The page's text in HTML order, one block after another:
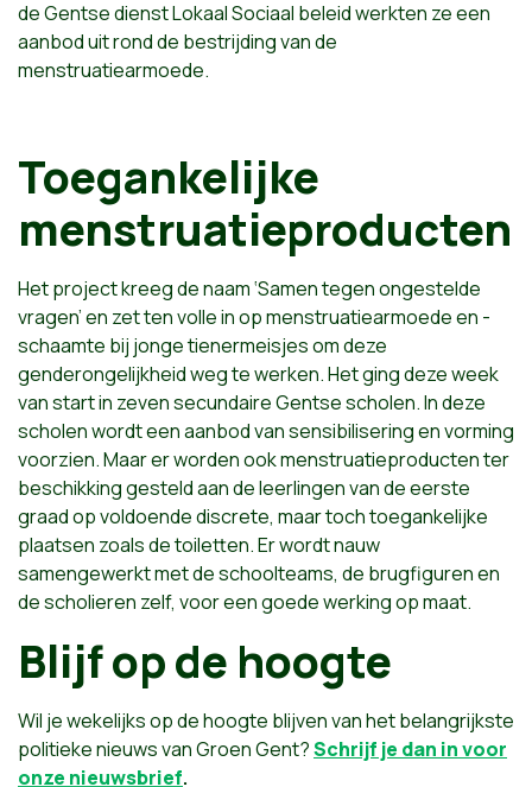
de Gentse dienst Lokaal Sociaal beleid werkten ze een
aanbod uit rond de bestrijding van de
menstruatiearmoede.
Toegankelijke
menstruatieproducten
Het project kreeg de naam ‘Samen tegen ongestelde
vragen’ en zet ten volle in op menstruatiearmoede en -
schaamte bij jonge tienermeisjes om deze
genderongelijkheid weg te werken. Het ging deze week
van start in zeven secundaire Gentse scholen. In deze
scholen wordt een aanbod van sensibilisering en vorming
voorzien. Maar er worden ook menstruatieproducten ter
beschikking gesteld aan de leerlingen van de eerste
graad op voldoende discrete, maar toch toegankelijke
plaatsen zoals de toiletten. Er wordt nauw
samengewerkt met de schoolteams, de brugfiguren en
de scholieren zelf, voor een goede werking op maat.
Blijf op de hoogte
Wil je wekelijks op de hoogte blijven van het belangrijkste
politieke nieuws van Groen Gent?Schrijf je dan in voor
onze nieuwsbrief.